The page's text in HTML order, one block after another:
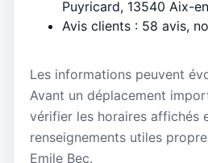
Puyricard, 13540 Aix-
Avis clients : 58 avis,
Les informations peuvent
Avant un déplacement
vérifier les horaires affichés
renseignements utiles
Emile Bec.